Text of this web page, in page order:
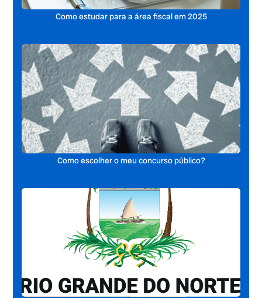
Como estudar para a área fiscal em 2025
Como escolher o meu concurso público?